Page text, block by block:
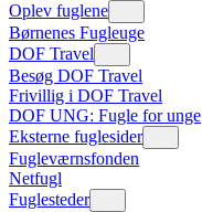
Oplev fuglene
Børnenes Fugleuge
DOF Travel
Besøg DOF Travel
Frivillig i DOF Travel
DOF UNG: Fugle for unge
Eksterne fuglesider
Fugleværnsfonden
Netfugl
Fuglesteder